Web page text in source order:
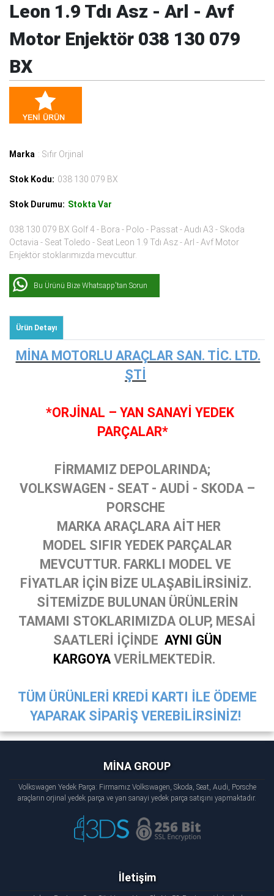
Leon 1.9 Tdı Asz - Arl - Avf
Motor Enjektör 038 130 079
BX
Marka : Sıfır Orjinal
Stok Kodu: 038 130 079 BX
Stok Durumu: Stokta Var
038 130 079 BX Golf 4 - Bora - Polo - Passat - Audı A3 - Skoda
Octavia - Seat Toledo - Seat Leon 1.9 Tdı Asz - Arl - Avf Motor
Enjektör stoklarımızda mevcuttur.
Bu Ürünü Bize Whatsapp'tan Sorun
Ürün Detayı
MİNA MOTORLU ARAÇLAR SAN. TİC. LTD.
ŞTİ
*ORJİNAL – YAN SANAYİ YEDEK
PARÇALAR*
FİRMAMIZ DEPOLARINDA;
VOLKSWAGEN - SEAT - AUDİ - SKODA –
PORSCHE
MARKA ARAÇLARA AİT HER
MODEL SIFIR YEDEK PARÇALAR
MEVCUTTUR. FARKLI MODEL VE
FİYATLAR İÇİN BİZE ULAŞABİLİRSİNİZ.
SİTEMİZDE BULUNAN ÜRÜNLERİN
TAMAMI STOKLARIMIZDA OLUP, MESAİ
SAATLERİ İÇİNDE AYNI GÜN
KARGOYA VERİLMEKTEDİR.
TÜM ÜRÜNLERİ KREDİ KARTI İLE ÖDEME
YAPARAK SİPARİŞ VEREBİLİRSİNİZ!
MİNA GROUP
Volkswagen Yedek Parça: Firmamız Volkswagen, Skoda, Seat, Audi, Porsche
araçların orjinal yedek parça ve yan sanayi yedek parça satışını yapmaktadır.
İletişim